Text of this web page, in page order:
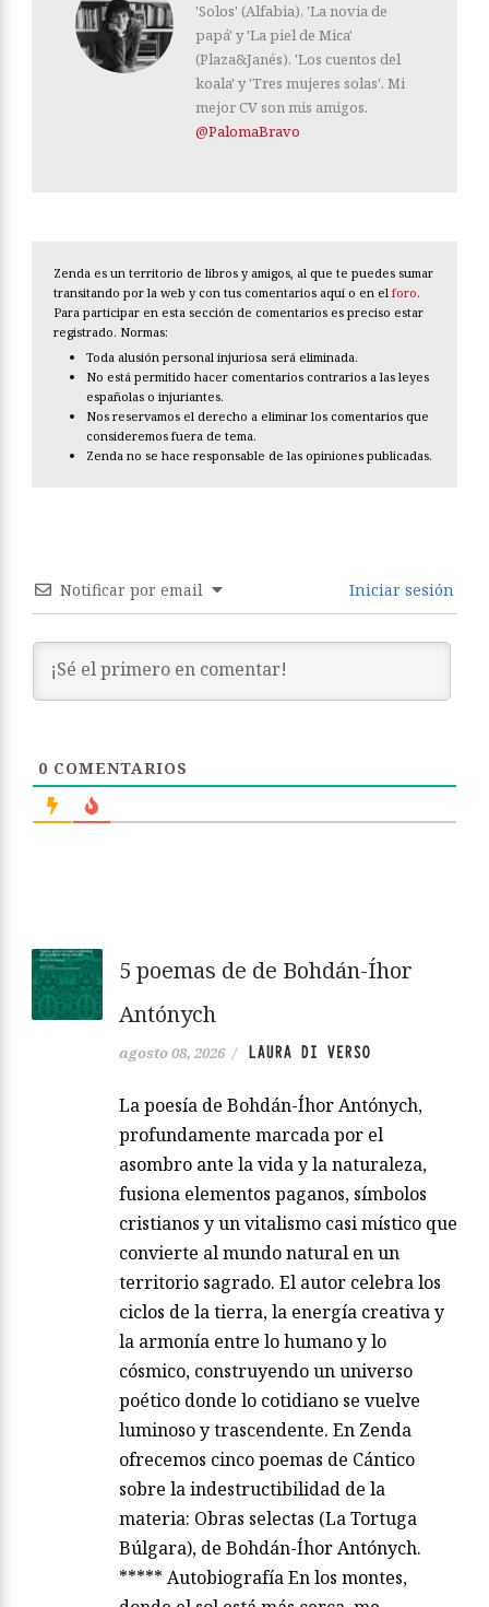
'Solos' (Alfabia), 'La novia de
papá' y 'La piel de Mica'
(Plaza&Janés), 'Los cuentos del
koala' y 'Tres mujeres solas'. Mi
mejor CV son mis amigos.
@PalomaBravo
Zenda es un territorio de libros y amigos, al que te puedes sumar
transitando por la web y con tus comentarios aquí o en el foro.
Para participar en esta sección de comentarios es preciso estar
registrado. Normas:
Toda alusión personal injuriosa será eliminada.
No está permitido hacer comentarios contrarios a las leyes
españolas o injuriantes.
Nos reservamos el derecho a eliminar los comentarios que
consideremos fuera de tema.
Zenda no se hace responsable de las opiniones publicadas.
Notificar por email Iniciar sesión
0 COMENTARIOS
5 poemas de de Bohdán-Íhor
Antónych
agosto 08, 2026 / LAURA DI VERSO
La poesía de Bohdán-Íhor Antónych,
profundamente marcada por el
asombro ante la vida y la naturaleza,
fusiona elementos paganos, símbolos
cristianos y un vitalismo casi místico que
convierte al mundo natural en un
territorio sagrado. El autor celebra los
ciclos de la tierra, la energía creativa y
la armonía entre lo humano y lo
cósmico, construyendo un universo
poético donde lo cotidiano se vuelve
luminoso y trascendente. En Zenda
ofrecemos cinco poemas de Cántico
sobre la indestructibilidad de la
materia: Obras selectas (La Tortuga
Búlgara), de Bohdán-Íhor Antónych.
***** Autobiografía En los montes,